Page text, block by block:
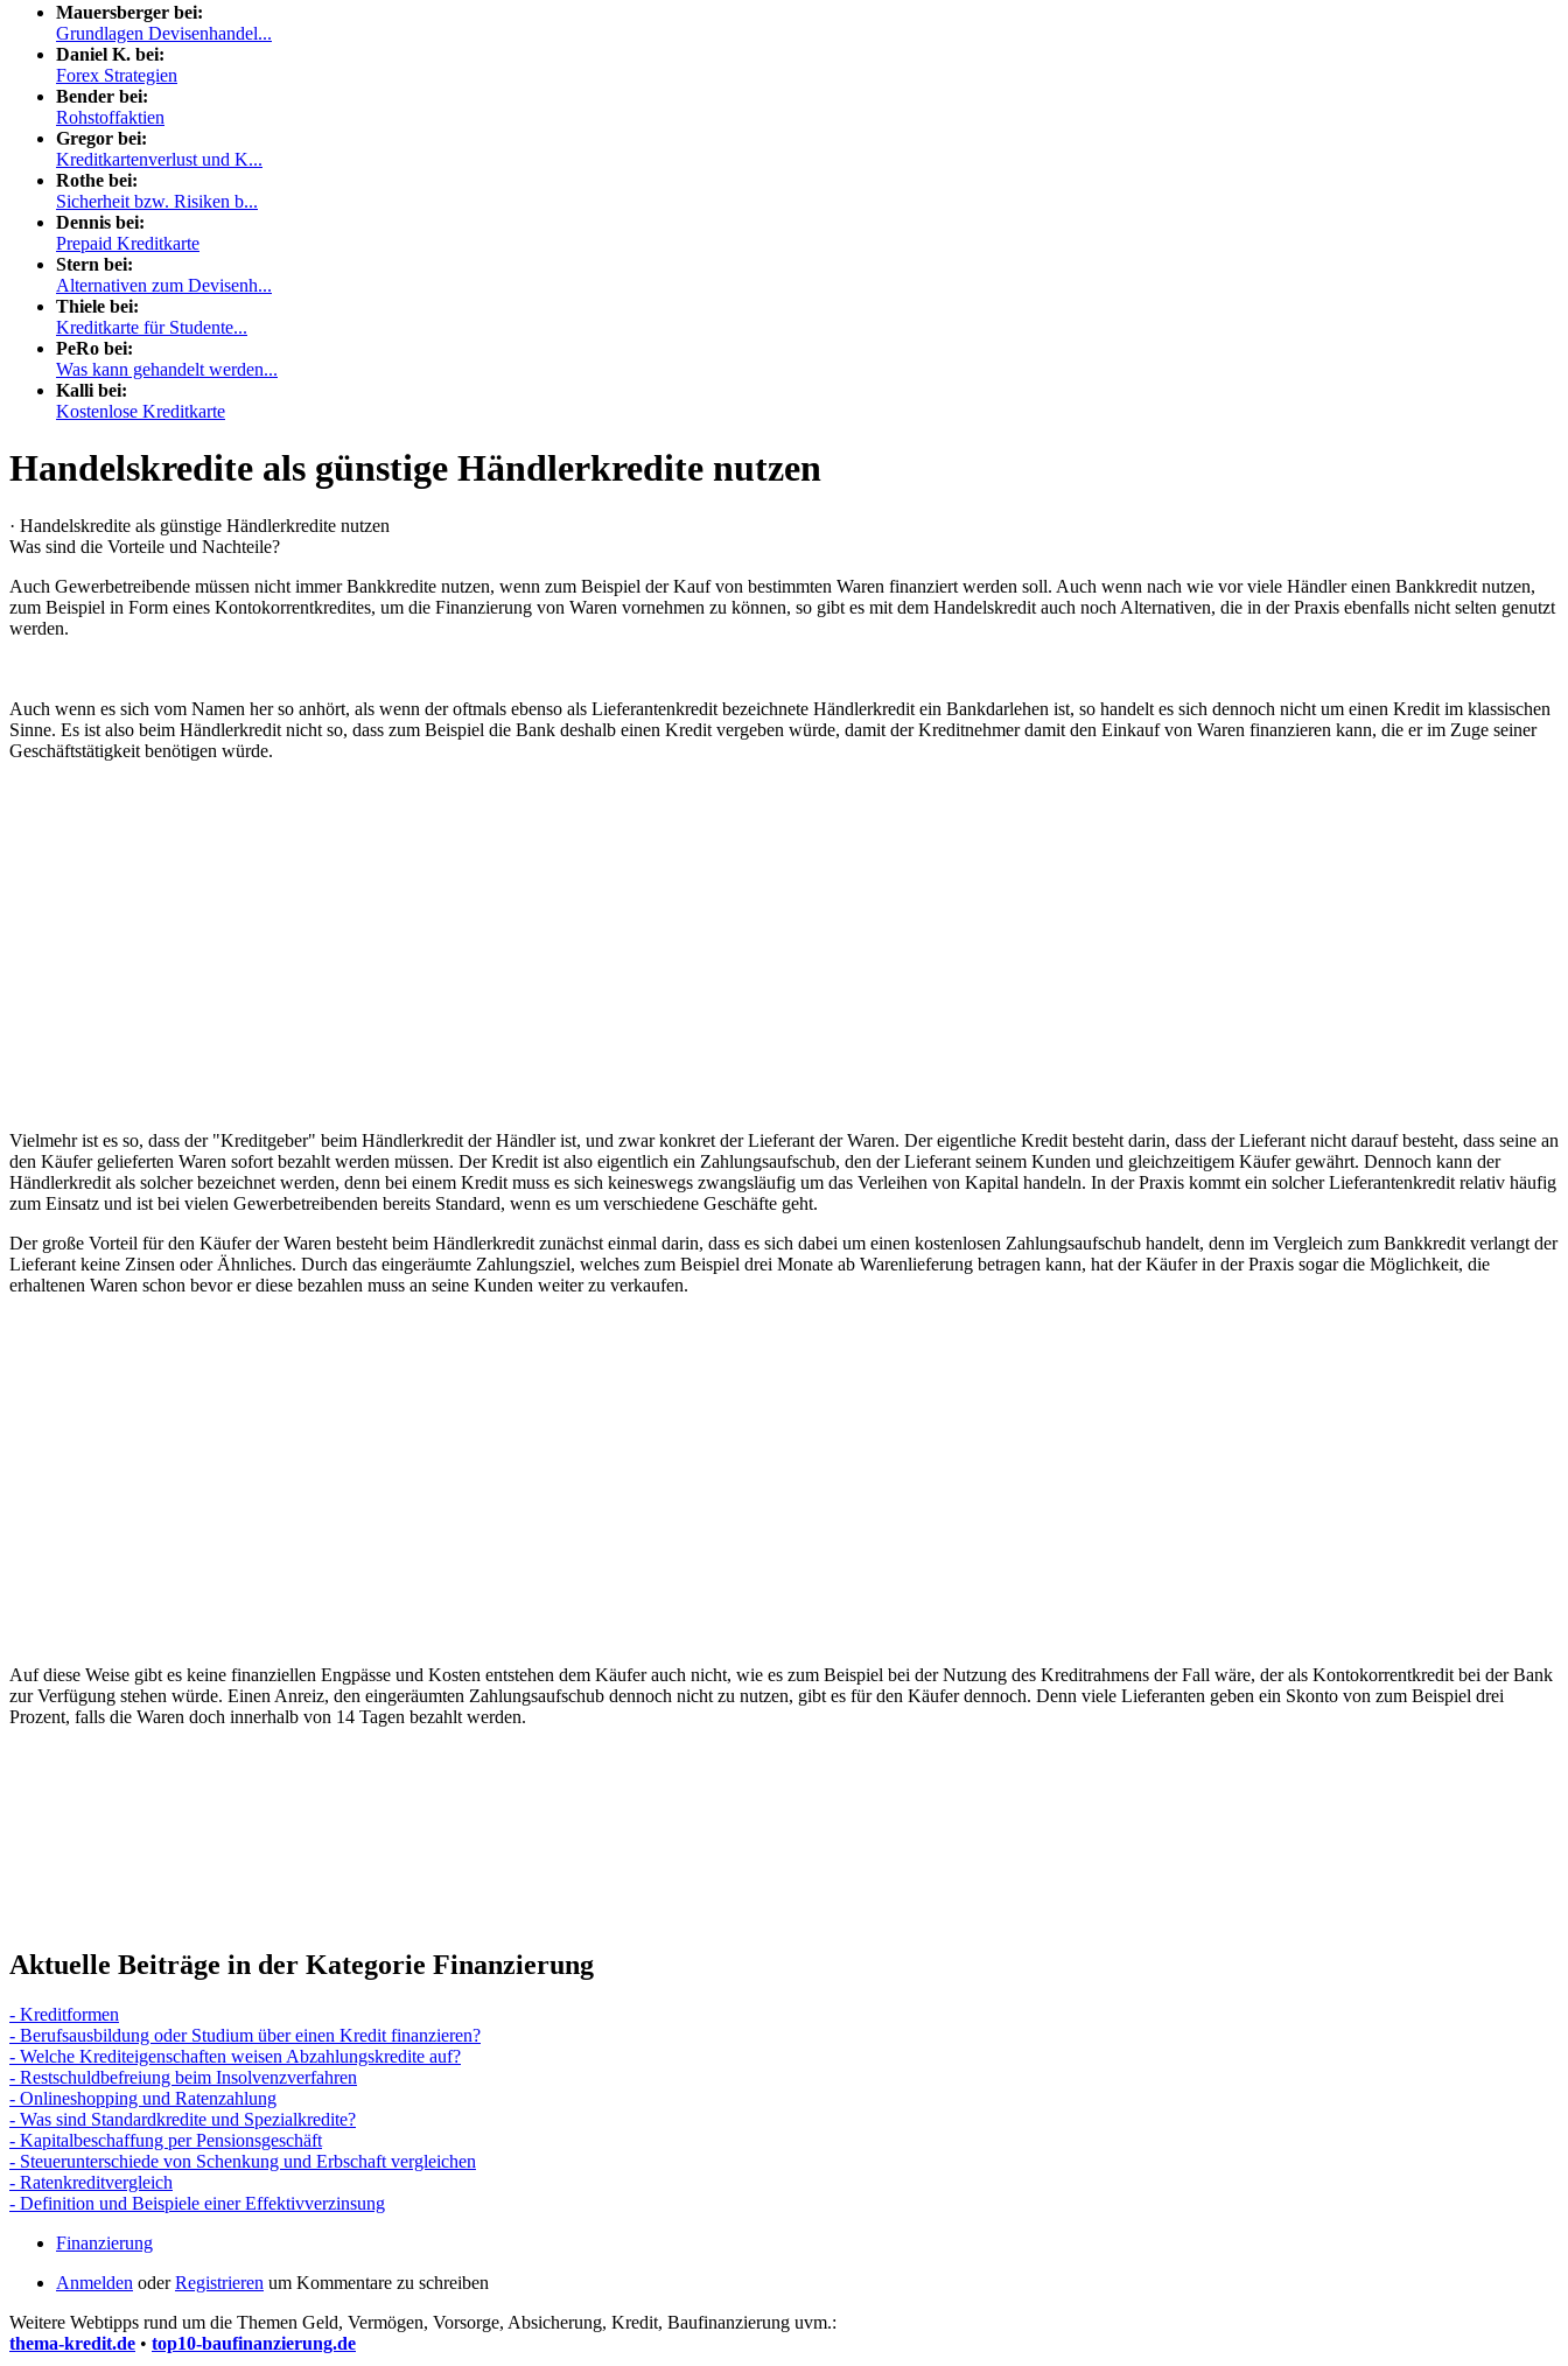
Mauersberger bei:
Grundlagen Devisenhandel...
Daniel K. bei:
Forex Strategien
Bender bei:
Rohstoffaktien
Gregor bei:
Kreditkartenverlust und K...
Rothe bei:
Sicherheit bzw. Risiken b...
Dennis bei:
Prepaid Kreditkarte
Stern bei:
Alternativen zum Devisenh...
Thiele bei:
Kreditkarte für Studente...
PeRo bei:
Was kann gehandelt werden...
Kalli bei:
Kostenlose Kreditkarte
Handelskredite als günstige Händlerkredite nutzen
· Handelskredite als günstige Händlerkredite nutzen
Was sind die Vorteile und Nachteile?
Auch Gewerbetreibende müssen nicht immer Bankkredite nutzen, wenn zum Beispiel der Kauf von bestimmten Waren finanziert werden soll. Auch wenn nach wie vor viele Händler einen Bankkredit nutzen,
zum Beispiel in Form eines Kontokorrentkredites, um die Finanzierung von Waren vornehmen zu können, so gibt es mit dem Handelskredit auch noch Alternativen, die in der Praxis ebenfalls nicht selten genutzt
werden.
Auch wenn es sich vom Namen her so anhört, als wenn der oftmals ebenso als Lieferantenkredit bezeichnete Händlerkredit ein Bankdarlehen ist, so handelt es sich dennoch nicht um einen Kredit im klassischen
Sinne. Es ist also beim Händlerkredit nicht so, dass zum Beispiel die Bank deshalb einen Kredit vergeben würde, damit der Kreditnehmer damit den Einkauf von Waren finanzieren kann, die er im Zuge seiner
Geschäftstätigkeit benötigen würde.
Vielmehr ist es so, dass der "Kreditgeber" beim Händlerkredit der Händler ist, und zwar konkret der Lieferant der Waren. Der eigentliche Kredit besteht darin, dass der Lieferant nicht darauf besteht, dass seine an
den Käufer gelieferten Waren sofort bezahlt werden müssen. Der Kredit ist also eigentlich ein Zahlungsaufschub, den der Lieferant seinem Kunden und gleichzeitigem Käufer gewährt. Dennoch kann der
Händlerkredit als solcher bezeichnet werden, denn bei einem Kredit muss es sich keineswegs zwangsläufig um das Verleihen von Kapital handeln. In der Praxis kommt ein solcher Lieferantenkredit relativ häufig
zum Einsatz und ist bei vielen Gewerbetreibenden bereits Standard, wenn es um verschiedene Geschäfte geht.
Der große Vorteil für den Käufer der Waren besteht beim Händlerkredit zunächst einmal darin, dass es sich dabei um einen kostenlosen Zahlungsaufschub handelt, denn im Vergleich zum Bankkredit verlangt der
Lieferant keine Zinsen oder Ähnliches. Durch das eingeräumte Zahlungsziel, welches zum Beispiel drei Monate ab Warenlieferung betragen kann, hat der Käufer in der Praxis sogar die Möglichkeit, die
erhaltenen Waren schon bevor er diese bezahlen muss an seine Kunden weiter zu verkaufen.
Auf diese Weise gibt es keine finanziellen Engpässe und Kosten entstehen dem Käufer auch nicht, wie es zum Beispiel bei der Nutzung des Kreditrahmens der Fall wäre, der als Kontokorrentkredit bei der Bank
zur Verfügung stehen würde. Einen Anreiz, den eingeräumten Zahlungsaufschub dennoch nicht zu nutzen, gibt es für den Käufer dennoch. Denn viele Lieferanten geben ein Skonto von zum Beispiel drei
Prozent, falls die Waren doch innerhalb von 14 Tagen bezahlt werden.
Aktuelle Beiträge in der Kategorie Finanzierung
- Kreditformen
- Berufsausbildung oder Studium über einen Kredit finanzieren?
- Welche Krediteigenschaften weisen Abzahlungskredite auf?
- Restschuldbefreiung beim Insolvenzverfahren
- Onlineshopping und Ratenzahlung
- Was sind Standardkredite und Spezialkredite?
- Kapitalbeschaffung per Pensionsgeschäft
- Steuerunterschiede von Schenkung und Erbschaft vergleichen
- Ratenkreditvergleich
- Definition und Beispiele einer Effektivverzinsung
Finanzierung
Anmelden oderRegistrieren um Kommentare zu schreiben
Weitere Webtipps rund um die Themen Geld, Vermögen, Vorsorge, Absicherung, Kredit, Baufinanzierung uvm.:
thema-kredit.de • top10-baufinanzierung.de